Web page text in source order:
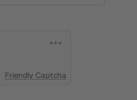
Friendly Captcha